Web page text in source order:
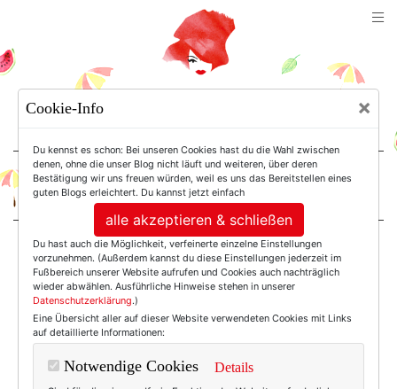
For Women. Not Girls.
Einträge mit dem
Tag: Jugoslawien
Cookie-Info ×
Du kennst es schon: Bei unseren Cookies hast du die Wahl zwischen
denen, ohne die unser Blog nicht läuft und weiteren, über deren
Bestätigung wir uns freuen würden, weil es uns das Bereitstellen eines
guten Blogs erleichtert. Du kannst jetzt einfach
alle akzeptieren & schließen
Du hast auch die Möglichkeit, verfeinerte einzelne Einstellungen
vorzunehmen. (Außerdem kannst du diese Einstellungen jederzeit im
Fußbereich unserer Website aufrufen und Cookies auch nachträglich
wieder abwählen. Ausführliche Hinweise stehen in unserer
Datenschutzerklärung.)
Eine Übersicht aller auf dieser Website verwendeten Cookies mit Links
auf detaillierte Informationen:
Notwendige Cookies Details